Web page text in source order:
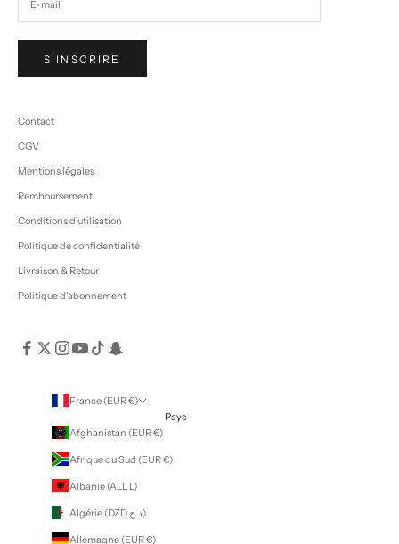
S'INSCRIRE
Contact
CGV
Mentions légales
Remboursement
Conditions d'utilisation
Politique de confidentialité
Livraison & Retour
Politique d'abonnement
France (EUR €)
Pays
Afghanistan (EUR €)
Afrique du Sud (EUR €)
Albanie (ALL L)
Algérie (DZD د.ج)
Allemagne (EUR €)